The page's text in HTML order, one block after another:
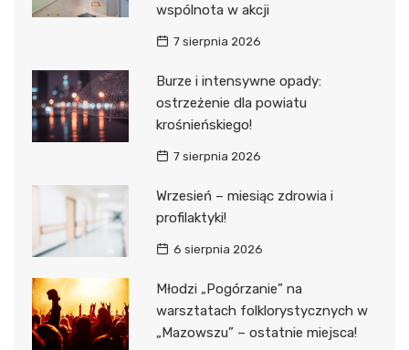
wspólnota w akcji
7 sierpnia 2026
Burze i intensywne opady:
ostrzeżenie dla powiatu
krośnieńskiego!
7 sierpnia 2026
Wrzesień – miesiąc zdrowia i
profilaktyki!
6 sierpnia 2026
Młodzi „Pogórzanie” na
warsztatach folklorystycznych w
„Mazowszu” – ostatnie miejsca!